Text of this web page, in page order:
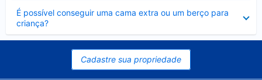
É possível conseguir uma cama extra ou um berço para
criança?
Contraído
Cadastre sua propriedade